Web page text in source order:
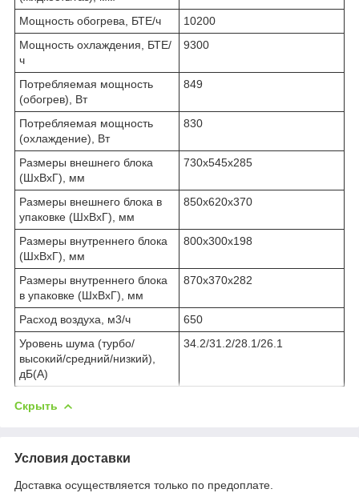
Мощность обогрева, БТЕ/ч
10200
Мощность охлаждения, БТЕ/
ч
9300
Потребляемая мощность
(обогрев), Вт
849
Потребляемая мощность
(охлаждение), Вт
830
Размеры внешнего блока
(ШхВхГ), мм
730х545х285
Размеры внешнего блока в
упаковке (ШхВхГ), мм
850х620х370
Размеры внутреннего блока
(ШхВхГ), мм
800х300х198
Размеры внутреннего блока
в упаковке (ШхВхГ), мм
870х370х282
Расход воздуха, м3/ч
650
Уровень шума (турбо/
высокий/средний/низкий),
дБ(А)
34.2/31.2/28.1/26.1
Скрыть
Условия доставки
Доставка осуществляется только по предоплате.